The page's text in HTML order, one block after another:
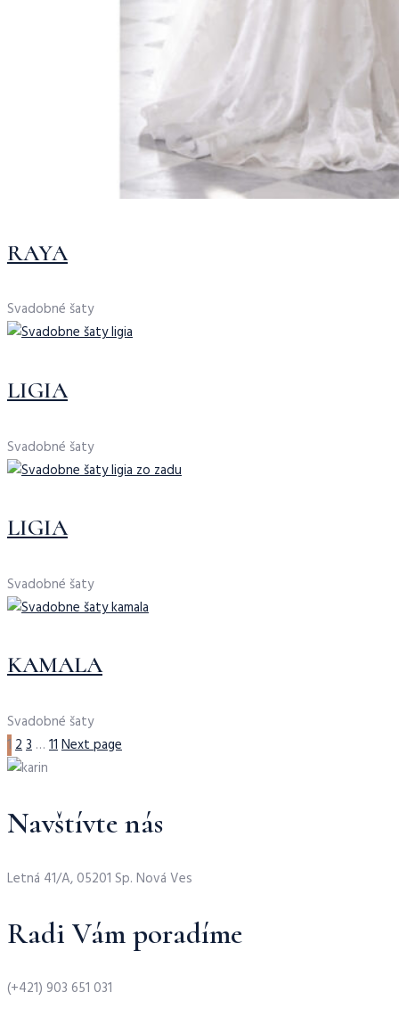
RAYA
Svadobné šaty
LIGIA
Svadobné šaty
LIGIA
Svadobné šaty
KAMALA
Svadobné šaty
1 23 … 11Next page
Navštívte nás
Letná 41/A, 05201 Sp. Nová Ves
Radi Vám poradíme
(+421) 903 651 031